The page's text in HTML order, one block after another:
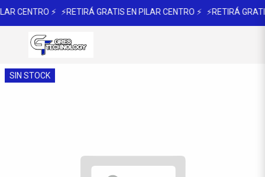
CENTRO ⚡ ⚡RETIRÁ GRATIS EN PILAR CENTRO ⚡ ⚡RETIRÁ
SIN STOCK